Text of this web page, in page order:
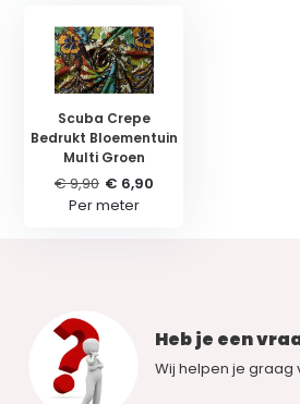
Scuba Crepe
Bedrukt Bloementuin
Multi Groen
€ 9,90 € 6,90
Per meter
Heb je een
Wij helpen je graag